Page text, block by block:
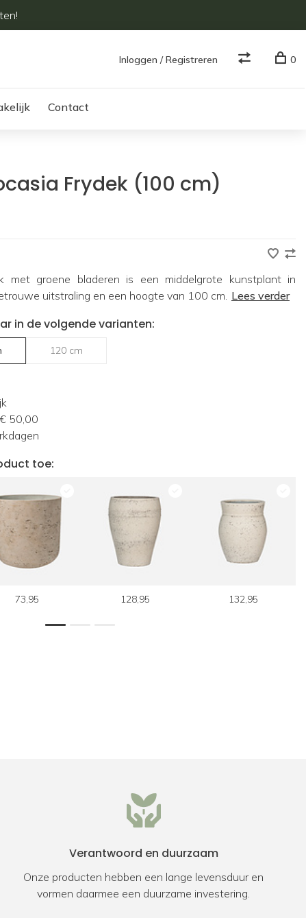
Contact
Inloggen / Registreren 0
Frydek (100 cm)
met groene bladeren is een middelgrote kunstplant in
uitstraling en een hoogte van 100 cm. Lees verder
in de volgende varianten:
120 cm
50,00
toe:
73,95 128,95 132,95
1
Verantwoord en duurzaam
Onze producten hebben een lange levensduur en
vormen daarmee een duurzame investering.